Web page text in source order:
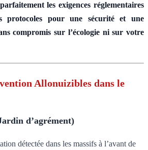
les exigences réglementaires
protocoles pour une sécurité et une
compromis sur l’écologie ni sur votre
Allonuizibles dans le
d’agrément)
détectée dans les massifs à l’avant de